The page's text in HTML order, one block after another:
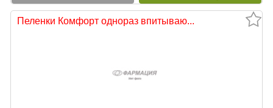
Пеленки Комфорт однораз впитываю...